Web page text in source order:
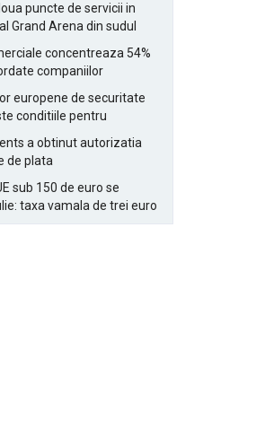
puncte de servicii in
Grand Arena din sudul
concentreaza 54%
companiilor
europene de securitate
conditiile pentru
a obtinut autorizatia
de plata
sub 150 de euro se
taxa vamala de trei euro
la taxa logistica